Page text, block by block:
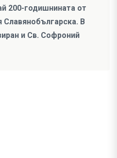
200-годишнината от
Славянобългарска. В
и Св. Софроний